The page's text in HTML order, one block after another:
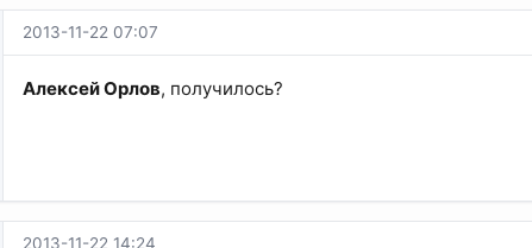
2013-11-22 07:07
Алексей Орлов, получилось?
2013-11-22 14:24